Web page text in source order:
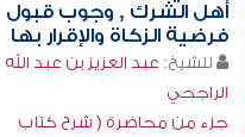
أهل الشرك , وجوب قبول
فرضية الزكاة والإقرار بها
للشيخ: عبد العزيز بن عبد الله
الراجحي
جزء من محاضرة ( شرح كتاب